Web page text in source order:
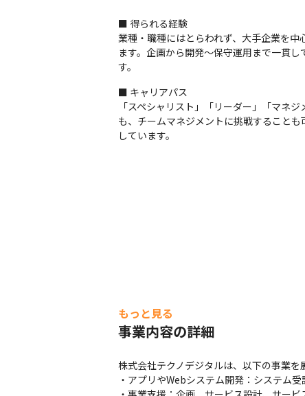
■ 得られる経験
業種・職種にはとらわれず、大手企業を
ます。企画から開発～保守運用まで一貫
す。
■ キャリアパス
「スペシャリスト」「リーダー」「マネ
も、チームマネジメントに挑戦すること
しています。
もっと見る
事業内容の詳細
株式会社テクノデジタルは、以下の事業を
・アプリやWebシステム開発：システム